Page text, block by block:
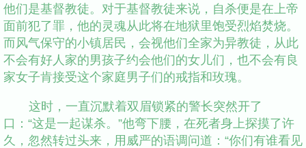
他们是基督教徒。对于基督教徒来说，自杀便是在上帝
面前犯了罪，他的灵魂从此将在地狱里饱受烈焰焚烧。
而风气保守的小镇居民，会视他们全家为异教徒，从此
不会有好人家的男孩子约会他们的女儿们，也不会有良
家女子肯接受这个家庭男子们的戒指和玫瑰。
这时，一直沉默着双眉锁紧的警长突然开了
口：“这是一起谋杀。”他弯下腰，在死者身上探摸了许
久，忽然转过头来，用威严的语调问道：“你们有谁看见